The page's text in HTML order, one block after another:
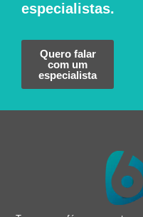
especialistas.
Quero falar
com um
especialista